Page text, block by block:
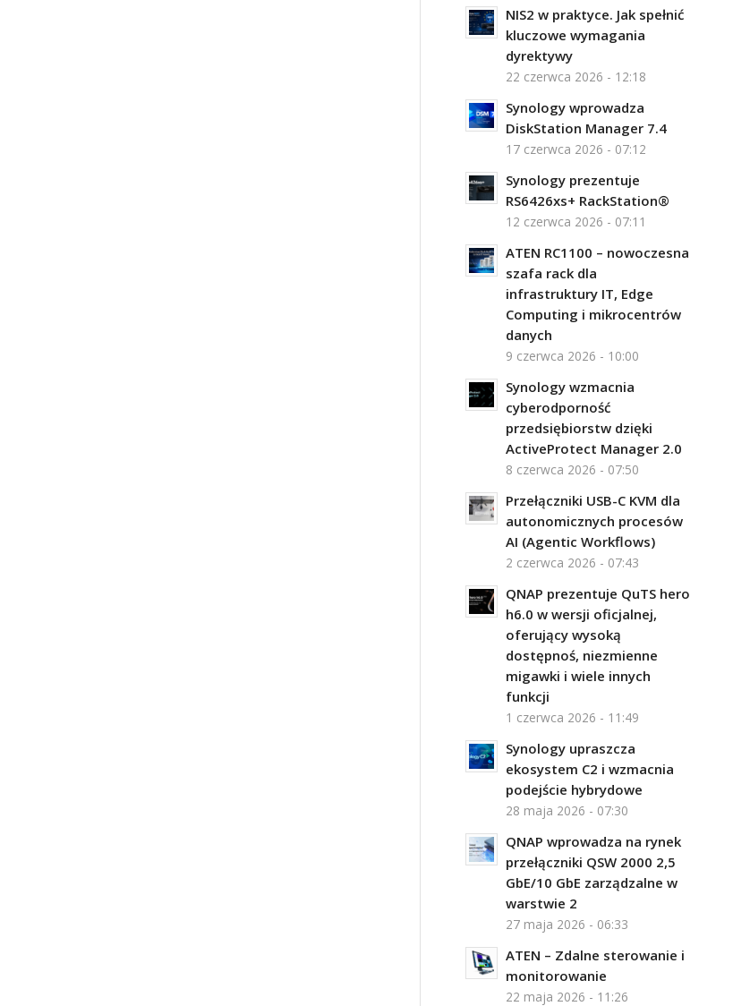
NIS2 w praktyce. Jak spełnić
kluczowe wymagania
dyrektywy
22 czerwca 2026 - 12:18
Synology wprowadza
DiskStation Manager 7.4
17 czerwca 2026 - 07:12
Synology prezentuje
RS6426xs+ RackStation®
12 czerwca 2026 - 07:11
ATEN RC1100 – nowoczesna
szafa rack dla
infrastruktury IT, Edge
Computing i mikrocentrów
danych
9 czerwca 2026 - 10:00
Synology wzmacnia
cyberodporność
przedsiębiorstw dzięki
ActiveProtect Manager 2.0
8 czerwca 2026 - 07:50
Przełączniki USB-C KVM dla
autonomicznych procesów
AI (Agentic Workflows)
2 czerwca 2026 - 07:43
QNAP prezentuje QuTS hero
h6.0 w wersji oficjalnej,
oferujący wysoką
dostępnoś, niezmienne
migawki i wiele innych
funkcji
1 czerwca 2026 - 11:49
Synology upraszcza
ekosystem C2 i wzmacnia
podejście hybrydowe
28 maja 2026 - 07:30
QNAP wprowadza na rynek
przełączniki QSW 2000 2,5
GbE/10 GbE zarządzalne w
warstwie 2
27 maja 2026 - 06:33
ATEN – Zdalne sterowanie i
monitorowanie
22 maja 2026 - 11:26